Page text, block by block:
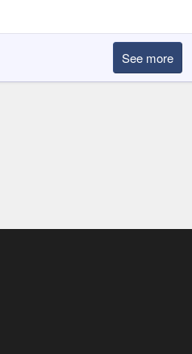
See more